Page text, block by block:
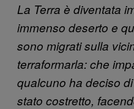
La Terra è diventata
immenso deserto e
sono migrati sulla
terraformarla: che
qualcuno ha deciso
stato costretto,